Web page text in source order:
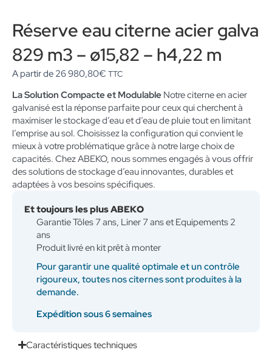
Réserve eau citerne acier galva
829 m3 – ø15,82 – h4,22 m
A partir de 26 980,80€ TTC
La Solution Compacte et Modulable Notre citerne en acier
galvanisé est la réponse parfaite pour ceux qui cherchent à
maximiser le stockage d’eau et d’eau de pluie tout en limitant
l’emprise au sol. Choisissez la configuration qui convient le
mieux à votre problématique grâce à notre large choix de
capacités. Chez ABEKO, nous sommes engagés à vous offrir
des solutions de stockage d’eau innovantes, durables et
adaptées à vos besoins spécifiques.
Et toujours les plus ABEKO
Garantie Tôles 7 ans, Liner 7 ans et Equipements 2
ans
Produit livré en kit prêt à monter
Pour garantir une qualité optimale et un contrôle
rigoureux, toutes nos citernes sont produites à la
demande.
Expédition sous 6 semaines
Caractéristiques techniques